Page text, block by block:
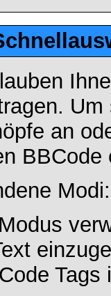
an
BBCode
Modus